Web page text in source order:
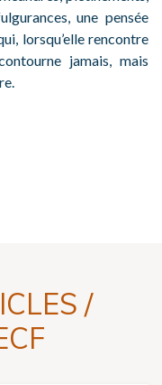
une pensée
lorsqu’elle rencontre
jamais, mais
/